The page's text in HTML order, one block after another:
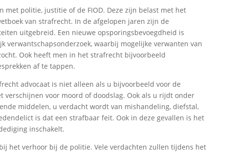
met politie, justitie of de FIOD. Deze zijn belast met het
van strafrecht. In de afgelopen jaren zijn de
uitgebreid. Een nieuwe opsporingsbevoegdheid is
verwantschapsonderzoek, waarbij mogelijke verwanten van
Ook heeft men in het strafrecht bijvoorbeeld
af te tappen.
advocaat is niet alleen als u bijvoorbeeld voor de
verschijnen voor moord of doodslag. Ook als u rijdt onder
middelen, u verdacht wordt van mishandeling, diefstal,
is dat een strafbaar feit. Ook in deze gevallen is het
inschakelt.
het verhoor bij de politie. Vele verdachten zullen tijdens het